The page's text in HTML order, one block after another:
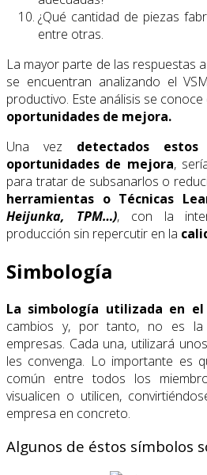
¿Qué cantidad de piezas
entre otras.
La mayor parte de las respuestas
se encuentran analizando el
productivo. Este análisis se
oportunidades de mejora.
Una vez detectados
oportunidades de mejora,
para tratar de subsanarlos o
herramientas o Técnicas
Heijunka, TPM…), con la
producción sin repercutir en la
Simbología
La simbología utilizada en el
cambios y, por tanto, no es
empresas. Cada una, utilizará
les convenga. Lo importante es
común entre todos los
visualicen o utilicen,
empresa en concreto.
Algunos de éstos símbolos